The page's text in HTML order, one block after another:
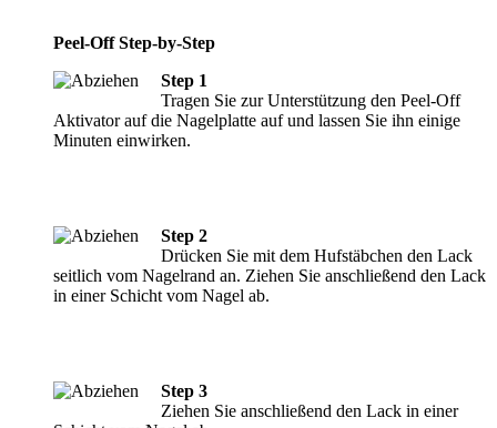
Peel-Off Step-by-Step
Step 1
Tragen Sie zur Unterstützung den Peel-Off
Aktivator auf die Nagelplatte auf und lassen Sie ihn einige
Minuten einwirken.
Step 2
Drücken Sie mit dem Hufstäbchen den Lack
seitlich vom Nagelrand an. Ziehen Sie anschließend den Lack
in einer Schicht vom Nagel ab.
Step 3
Ziehen Sie anschließend den Lack in einer